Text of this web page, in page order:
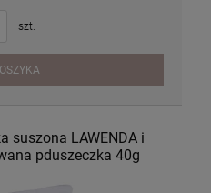
szt.
suszona LAWENDA i
pduszeczka 40g